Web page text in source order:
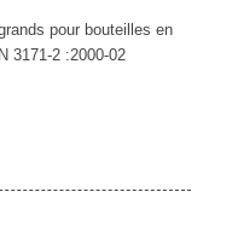
pour bouteilles en
3171-2 :2000-02